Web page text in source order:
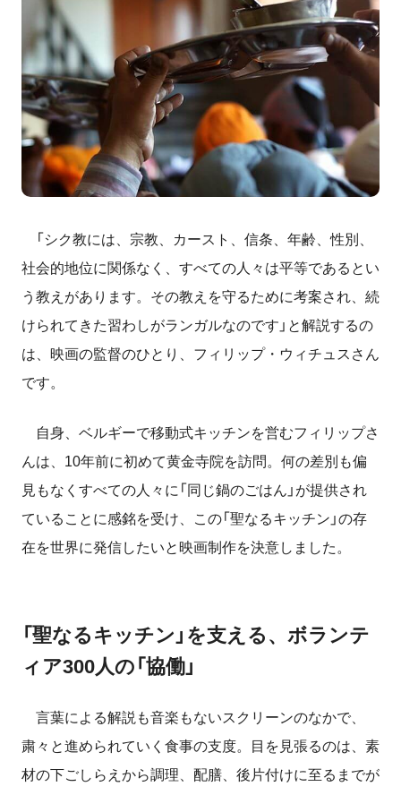
「シク教には、宗教、カースト、信条、年齢、性別、
社会的地位に関係なく、すべての人々は平等であるとい
う教えがあります。その教えを守るために考案され、続
けられてきた習わしがランガルなのです」と解説するの
は、映画の監督のひとり、フィリップ・ウィチュスさん
です。
自身、ベルギーで移動式キッチンを営むフィリップさ
んは、10年前に初めて黄金寺院を訪問。何の差別も偏
見もなくすべての人々に「同じ鍋のごはん」が提供され
ていることに感銘を受け、この「聖なるキッチン」の存
在を世界に発信したいと映画制作を決意しました。
「聖なるキッチン」を支える、ボランテ
ィア300人の「協働」
言葉による解説も音楽もないスクリーンのなかで、
粛々と進められていく食事の支度。目を見張るのは、素
材の下ごしらえから調理、配膳、後片付けに至るまでが